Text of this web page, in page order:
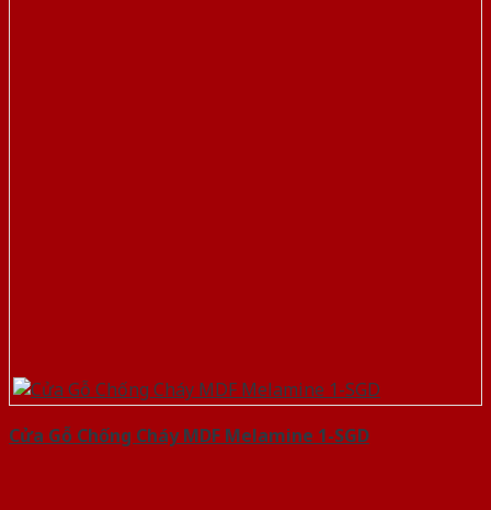
Cửa Gỗ Chống Cháy MDF Melamine 1-SGD